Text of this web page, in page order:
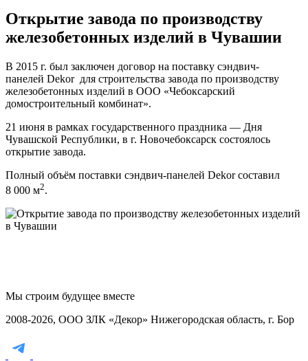
Открытие завода по производству
железобетонных изделий в Чувашии
В 2015 г. был заключен договор на поставку сэндвич-
панелей Dekor для строительства завода по производству
железобетонных изделий в ООО «Чебоксарский
домостроительный комбинат».
21 июня в рамках государственного праздника — Дня
Чувашской Республики, в г. Новочебоксарск состоялось
открытие завода.
Полный объём поставки сэндвич-панелей Dekor составил
8 000 м2.
Мы строим будущее вместе
2008-2026, ООО ЗЛК «Декор» Нижегородская область, г. Бор